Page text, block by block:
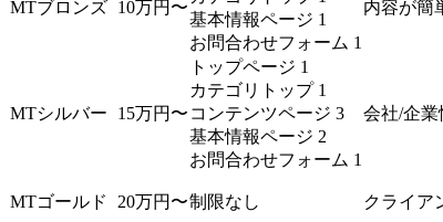
MTブロンズ 10万円〜
基本情報ページ 1
お問合わせフォーム 1
内容が簡
MTシルバー 15万円〜
トップページ 1
カテゴリトップ 1
コンテンツページ 3
基本情報ページ 2
お問合わせフォーム 1
会社/企
MTゴールド 20万円〜制限なし クライア